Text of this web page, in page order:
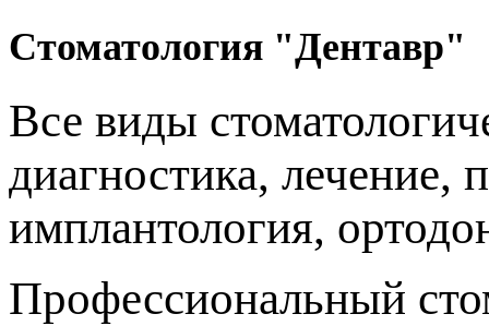
Стоматология "Дентавр"
Все виды
диагностика, лечение,
имплантология,
Профессиональный